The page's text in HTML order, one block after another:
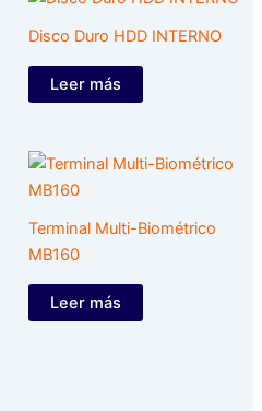
Disco Duro HDD INTERNO
Leer más
Terminal Multi-Biométrico
MB160
Leer más